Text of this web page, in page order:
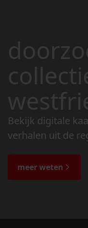
Bekijk digitale
verhalen uit de
de bijzondere
meer weten